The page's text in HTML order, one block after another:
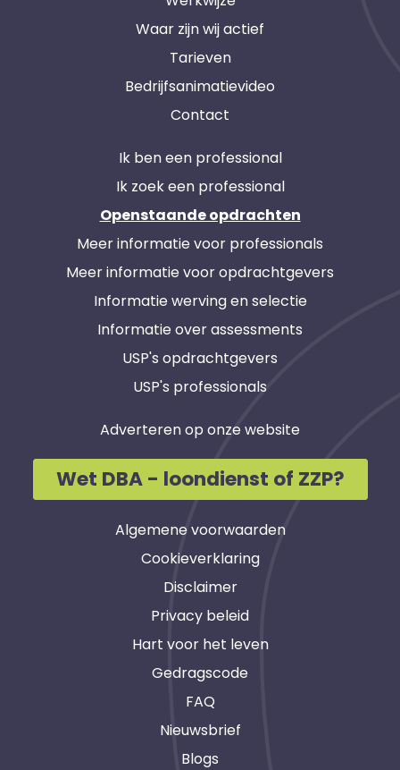
Waar zijn wij actief
Tarieven
Bedrijfsanimatievideo
Contact
Ik ben een professional
Ik zoek een professional
Openstaande opdrachten
Meer informatie voor professionals
Meer informatie voor opdrachtgevers
Informatie werving en selectie
Informatie over assessments
USP's opdrachtgevers
USP's professionals
Adverteren op onze website
Wet DBA - loondienst of ZZP?
Algemene voorwaarden
Cookieverklaring
Disclaimer
Privacy beleid
Hart voor het leven
Gedragscode
FAQ
Nieuwsbrief
Blogs